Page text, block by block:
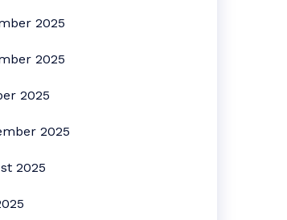
2025
2025
2025
2025
2025